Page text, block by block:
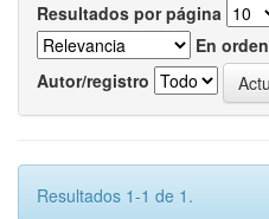
Resultados por página
En orden
Autor/registro
Resultados 1-1 de 1.